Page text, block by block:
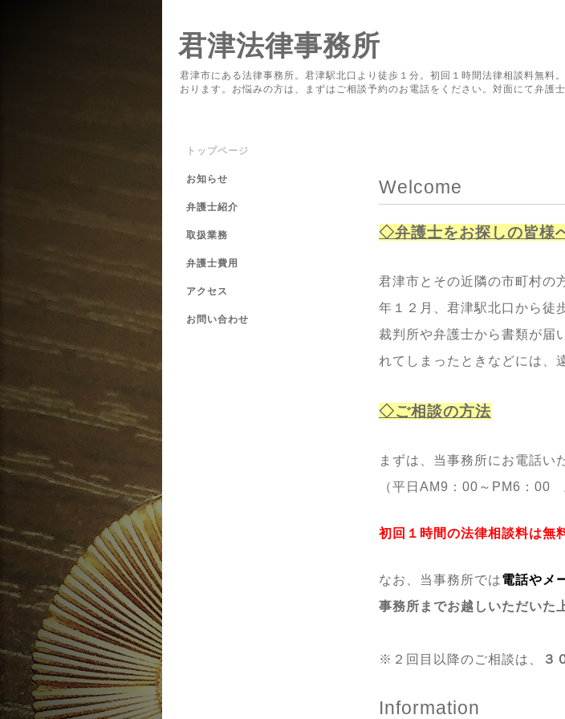
君津法律事務所
君津市にある法律事務所。君津駅北口より徒歩１分。初回１時間法律相談料無料
おります。お悩みの方は、まずはご相談予約のお電話をください。対面にて弁護
Welcome
◇弁護士をお探しの皆様
君津市とその近隣の市町村の
年１２月、君津駅北口から徒
裁判所や弁護士から書類が届
れてしまったときなどには、
◇ご相談の方法
まずは、当事務所にお電話い
（平日AM9：00～PM6：00
初回１時間の法律相談料は無
なお、当事務所では電話やメ
事務所までお越しいただいた
※２回目以降のご相談は、 ３
Information
トップページ
お知らせ
弁護士紹介
取扱業務
弁護士費用
アクセス
お問い合わせ